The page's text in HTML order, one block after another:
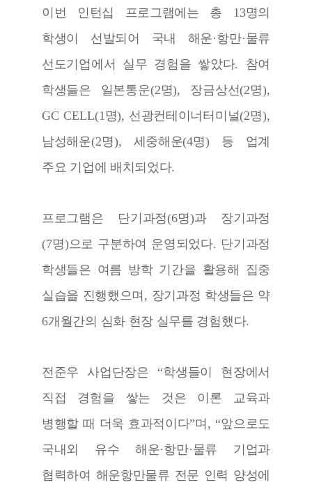
이번 인턴십 프로그램에는 총 13명의
학생이 선발되어 국내 해운·항만·물류
선도기업에서 실무 경험을 쌓았다. 참여
학생들은 일본통운(2명), 장금상선(2명),
GC CELL(1명), 선광컨테이너터미널(2명),
남성해운(2명), 세중해운(4명) 등 업계
주요 기업에 배치되었다.
프로그램은 단기과정(6명)과 장기과정
(7명)으로 구분하여 운영되었다. 단기과정
학생들은 여름 방학 기간을 활용해 집중
실습을 진행했으며 , 장기과정 학생들은 약
6개월간의 심화 현장 실무를 경험했다.
전준우 사업단장은 “학생들이 현장에서
직접 경험을 쌓는 것은 이론 교육과
병행할 때 더욱 효과적이다”며 , “앞으로도
국내외 유수 해운·항만·물류 기업과
협력하여 해운항만물류 전문 인력 양성에